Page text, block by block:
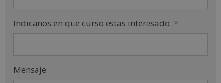
Indícanos en que curso estás interesado *
Mensaje